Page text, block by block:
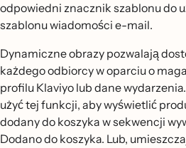
odpowiedni znacznik szablonu do
szablonu wiadomości e-mail.
Dynamiczne obrazy pozwalają
każdego odbiorcy w oparciu o
profilu Klaviyo lub dane
użyć tej funkcji, aby wyświetlić
dodany do koszyka w sekwencji
Dodano do koszyka. Lub,